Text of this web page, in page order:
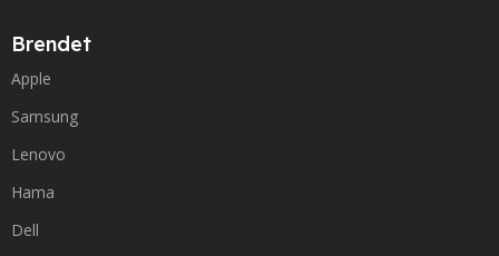
Brendet
Apple
Samsung
Lenovo
Hama
Dell